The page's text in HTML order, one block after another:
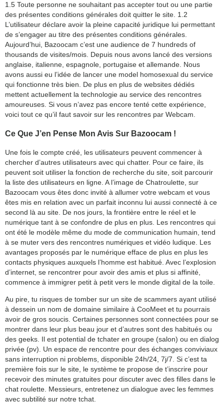
1.5 Toute personne ne souhaitant pas accepter tout ou une partie
des présentes conditions générales doit quitter le site. 1.2
L’utilisateur déclare avoir la pleine capacité juridique lui permettant
de s’engager au titre des présentes conditions générales.
Aujourd’hui, Bazoocam c’est une audience de 7 hundreds of
thousands de visites/mois. Depuis nous avons lancé des versions
anglaise, italienne, espagnole, portugaise et allemande. Nous
avons aussi eu l’idée de lancer une model homosexual du service
qui fonctionne très bien. De plus en plus de websites dédiés
mettent actuellement la technologie au service des rencontres
amoureuses. Si vous n’avez pas encore tenté cette expérience,
voici tout ce qu’il faut savoir sur les rencontres par Webcam.
Ce Que J’en Pense Mon Avis Sur Bazoocam !
Une fois le compte créé, les utilisateurs peuvent commencer à
chercher d’autres utilisateurs avec qui chatter. Pour ce faire, ils
peuvent soit utiliser la fonction de recherche du site, soit parcourir
la liste des utilisateurs en ligne. A l’image de Chatroulette, sur
Bazoocam vous êtes donc invité à allumer votre webcam et vous
êtes mis en relation avec un parfait inconnu lui aussi connecté à ce
second là au site. De nos jours, la frontière entre le réel et le
numérique tant à se confondre de plus en plus. Les rencontres qui
ont été le modèle même du mode de communication humain, tend
à se muter vers des rencontres numériques et vidéo ludique. Les
avantages proposés par le numérique efface de plus en plus les
contacts physiques auxquels l’homme est habitué. Avec l’explosion
d’internet, se rencontrer pour avoir des amis et plus si affinité,
commence à immigrer petit à petit vers le monde digital de la toile.
Au pire, tu risques de tomber sur un site de scammers ayant utilisé
à dessein un nom de domaine similaire à CooMeet et tu pourrais
avoir de gros soucis. Certaines personnes sont connectées pour se
montrer dans leur plus beau jour et d’autres sont des habitués ou
des geeks. Il est potential de tchater en groupe (salon) ou en dialog
privée (pv). Un espace de rencontre pour des échanges conviviaux
sans interruption ni problems, disponible 24h/24, 7j/7. Si c’est ta
première fois sur le site, le système te propose de t’inscrire pour
recevoir des minutes gratuites pour discuter avec des filles dans le
chat roulette. Messieurs, entretenez un dialogue avec les femmes
avec subtilité sur notre tchat.